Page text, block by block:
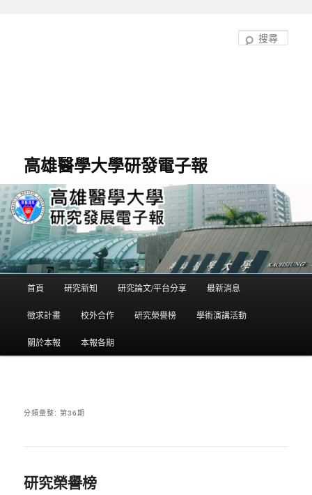
高雄醫學大學研發電子報
單
首頁 研究新知 研究論文/平台分享 最新消息
徵求計畫 校外合作 研究榮譽榜 學術演講活動
關於本報 本報各期
分類彙整:第36期
研究榮譽榜